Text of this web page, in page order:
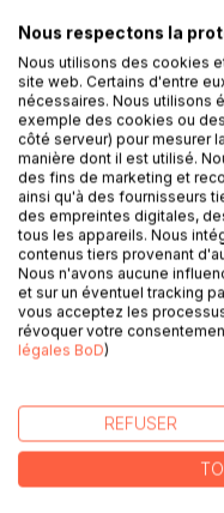
Lamare, un homme
que son idéal de
roman dépeint avec
les désillusions de
acerbe de la société
Maupassant utilise un
paysages normands et
personnages, créant
profondeur
l'innocence à la
condition féminine à
réfléchir sur les thèmes
trahison et de la
Guy de Maupassant,
Arques en Normandie,
plus célèbres du XIXe
Paris, il est introduit
Nous respectons la
Nous utilisons des cookies
site web. Certains d'entre
nécessaires. Nous utilisons
exemple des cookies ou
côté serveur) pour mesurer
manière dont il est utilisé.
des fins de marketing et
ainsi qu'à des fournisseurs
des empreintes digitales,
tous les appareils. Nous
contenus tiers provenant
Nous n'avons aucune
et sur un éventuel tracking
vous acceptez les
révoquer votre
légales BoD)
REFUSER